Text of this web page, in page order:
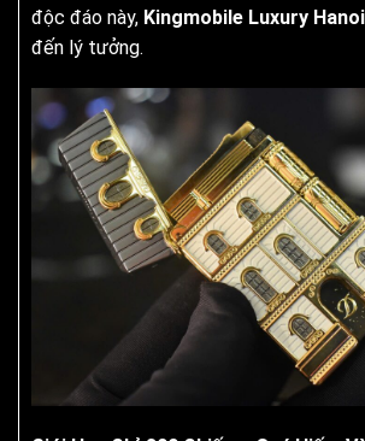
độc đáo này, Kingmobile Luxury Hanoi
đến lý tưởng.